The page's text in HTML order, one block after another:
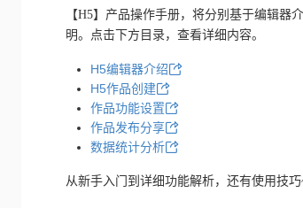
【H5】产品操作手册，将分别基于编辑
明。点击下方目录，查看详细内容。
H5编辑器介绍
H5作品创建
作品功能设置
作品发布分享
数据统计分析
从新手入门到详细功能解析，还有使用技